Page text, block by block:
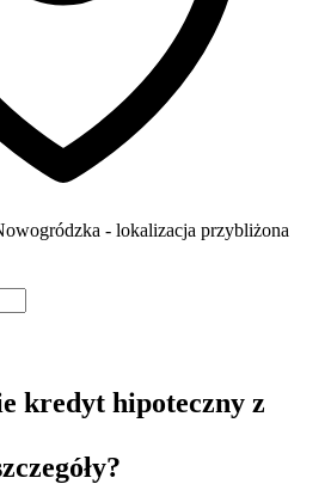
- lokalizacja przybliżona
kredyt hipoteczny z